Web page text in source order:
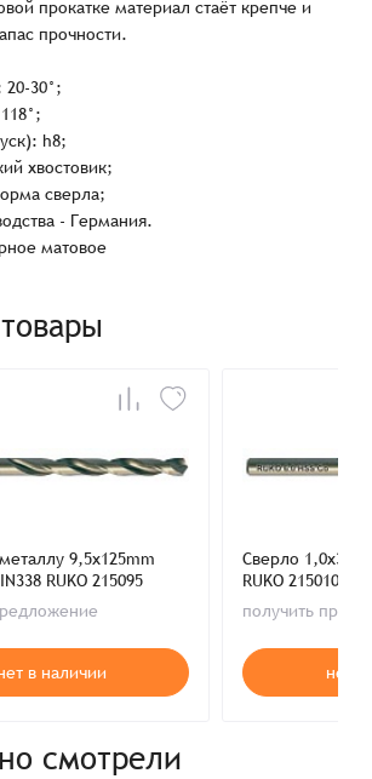
прокатке материал стаёт крепче и
прочности.
30°;
h8;
хвостовик;
сверла;
- Германия.
матовое
9,5x125mm
RUKO 215095
в наличии
Сверло
RUKO 215010
получить
нет в
смотрели